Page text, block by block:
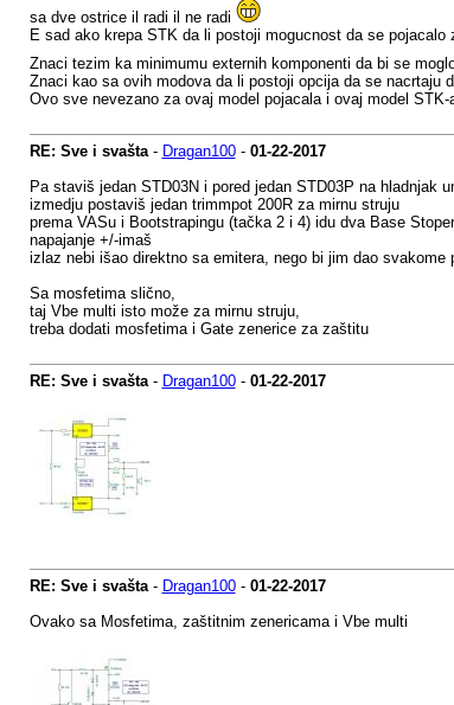
sa dve ostrice il radi il ne radi
E sad ako krepa STK da li postoji mogucnost da se
Znaci tezim ka minimumu externih komponenti da bi se
Znaci kao sa ovih modova da li postoji opcija da se nacrtaju
Ovo sve nevezano za ovaj model pojacala i ovaj model
RE: Sve i svašta- Dragan100- 01-22-2017
Pa staviš jedan STD03N i pored jedan STD03P na hladnjak
izmedju postaviš jedan trimmpot 200R za mirnu struju
prema VASu i Bootstrapingu (tačka 2 i 4) idu dva Base
napajanje +/-imaš
izlaz nebi išao direktno sa emitera, nego bi jim dao svakome
Sa mosfetima slično,
taj Vbe multi isto može za mirnu struju,
treba dodati mosfetima i Gate zenerice za zaštitu
RE: Sve i svašta- Dragan100- 01-22-2017
RE: Sve i svašta- Dragan100- 01-22-2017
Ovako sa Mosfetima, zaštitnim zenericama i Vbe multi